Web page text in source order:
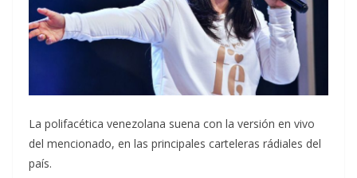
La polifacética venezolana suena con la versión en vivo
del mencionado, en las principales carteleras rádiales del
país.